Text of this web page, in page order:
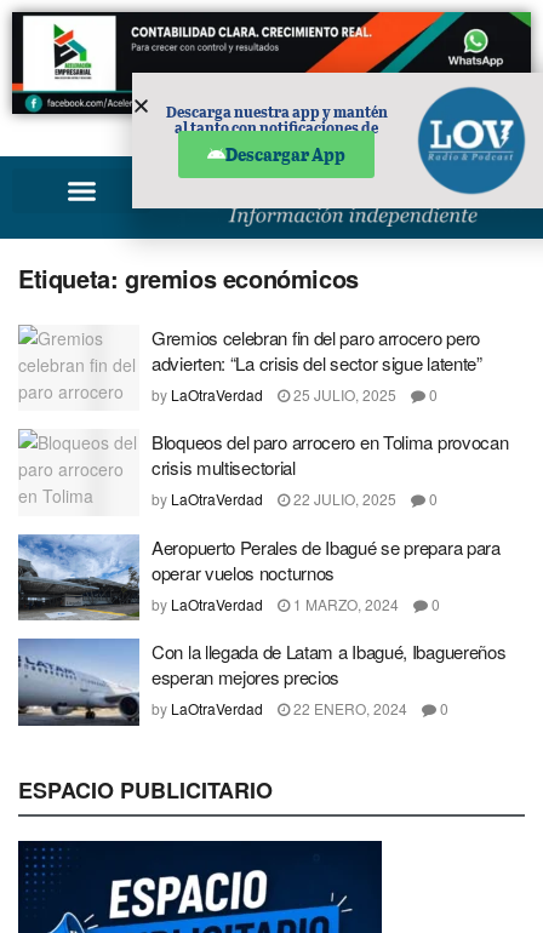
PUBLICIDAD
Etiqueta: gremios económicos
Gremios celebran fin del paro arrocero pero
advierten: “La crisis del sector sigue latente”
by LaOtraVerdad 25 JULIO, 2025 0
Bloqueos del paro arrocero en Tolima provocan
crisis multisectorial
by LaOtraVerdad 22 JULIO, 2025 0
Aeropuerto Perales de Ibagué se prepara para
operar vuelos nocturnos
by LaOtraVerdad 1 MARZO, 2024 0
Con la llegada de Latam a Ibagué, Ibaguereños
esperan mejores precios
by LaOtraVerdad 22 ENERO, 2024 0
ESPACIO PUBLICITARIO
Descarga nuestra app y mantén
al tanto con notificaciones de
Descargar App